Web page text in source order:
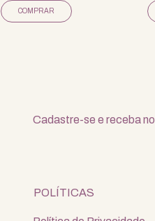
Cadastre-se e receba
POLÍTICAS